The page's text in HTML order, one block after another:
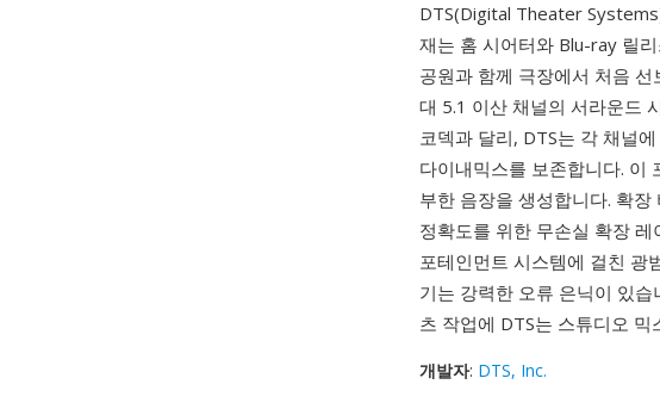
DTS(Digital Theater
재는 홈 시어터와 Blu-ray 릴
공원과 함께 극장에서 처음
대 5.1 이산 채널의 서라운드
코덱과 달리, DTS는 각 채널
다이내믹스를 보존합니다. 이
부한 음장을 생성합니다. 확장
정확도를 위한 무손실 확장
포테인먼트 시스템에 걸친 광
기는 강력한 오류 은닉이 있
츠 작업에 DTS는 스튜디오
개발자: DTS, Inc.